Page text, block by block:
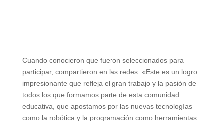
Cuando conocieron que fueron seleccionados para
participar, compartieron en las redes: «Este es un logro
impresionante que refleja el gran trabajo y la pasión de
todos los que formamos parte de esta comunidad
educativa, que apostamos por las nuevas tecnologías
como la robótica y la programación como herramientas